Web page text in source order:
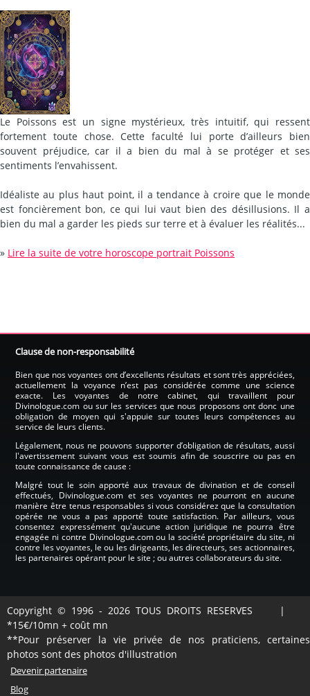
Le Poissons est un signe mystérieux, très intuitif, qui ressent
fortement toute chose. Cette faculté lui porte d’ailleurs bien
souvent préjudice, car il a bien du mal à se protéger et ses
sentiments l’envahissent.
Idéaliste au plus haut point, il a tendance à croire que le monde
est foncièrement bon, ce qui lui vaut bien des désillusions. Il a
bien du mal a garder les pieds sur terre et à évaluer les réalités...
» Lire la suite de votre horoscope portrait Poissons
Clause de non-responsabilité
Bien que nos voyantes ont d’excellents résultats et sont très appréciées,
actuellement la voyance n’est pas considérée comme une science
exacte. Les voyantes de notre cabinet, qui travaillent pour
Divinologue.com ou sur les services que nous proposons ont donc une
obligation de moyen qui s'appuie sur toutes leurs compétences au
service de leurs clients.
Légalement, nous ne pouvons supporter d’obligation de résultats, aussi
l'avertissement suivant vous est soumis afin de souscrire ou pas en
toute connaissance de cause :
Malgré tout le soin apporté aux travaux de divination et de conseil
effectués, Divinologue.com et ses voyantes ne pourront en aucune
manière être tenus responsables si vous considérez que la consultation
opérée ne vous a pas apporté toute satisfaction. Par ailleurs, vous
consentez expressément qu'aucune action juridique ne pourra être
engagée ni contre Divinologue.com ou la société propriétaire du site, ni
contre les voyantes, le ou les dirigeants, les directeurs, ses actionnaires,
les partenaires opérant pour le site ; ou autres collaborateurs du site.
Copyright © 1996 - 2026 TOUS DROITS RESERVES |
*15€/10mn + coût mn
**Pour préserver la vie privée de nos praticiens, certaines
photos sont des photos d'illustration
Devenir partenaire
Blog